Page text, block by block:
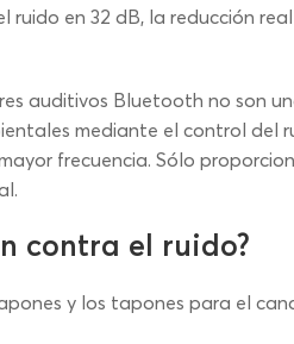
en 32 dB, la reducción
auditivos Bluetooth no son
mediante el control del
frecuencia. Sólo
contra el ruido?
y los tapones para el